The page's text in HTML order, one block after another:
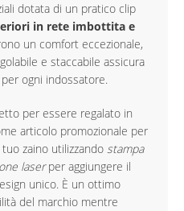
dotata di un pratico clip
in rete imbottita e
un comfort eccezionale,
e staccabile assicura
ogni indossatore.
per essere regalato in
articolo promozionale per
zaino utilizzando stampa
laserper aggiungere il
unico. È un ottimo
del marchio mentre